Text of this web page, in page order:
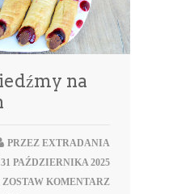
na
PRZEZ EXTRADANIA
31 PAŹDZIERNIKA 2025
ZOSTAW KOMENTARZ